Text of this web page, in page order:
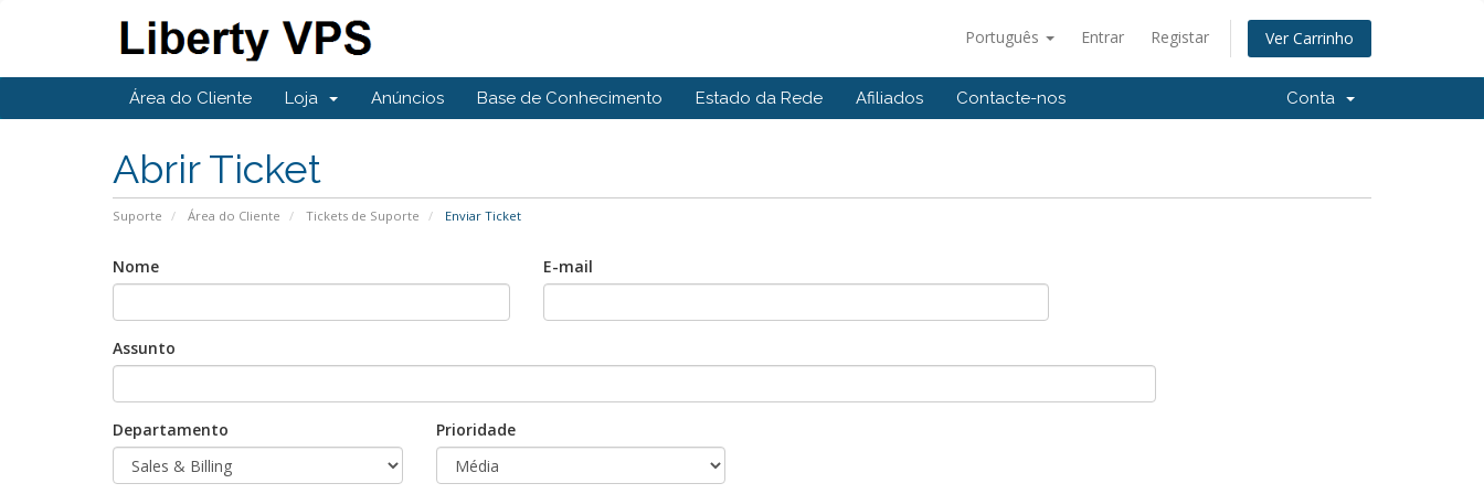
Português Entrar Registar Ver Carrinho
Área do Cliente Loja Anúncios Base de Conhecimento Estado da Rede Afiliados Contacte-nos Conta
Abrir Ticket
Suporte Área do Cliente Tickets de Suporte Enviar Ticket
Nome E-mail
Assunto
Departamento Prioridade